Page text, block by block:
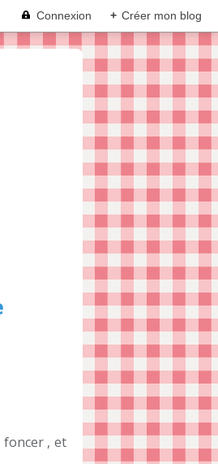
Connexion + Créer mon blog
foncer , et